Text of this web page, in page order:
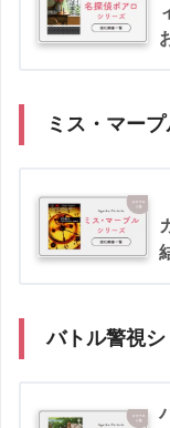
ミス・マー
バトル警視